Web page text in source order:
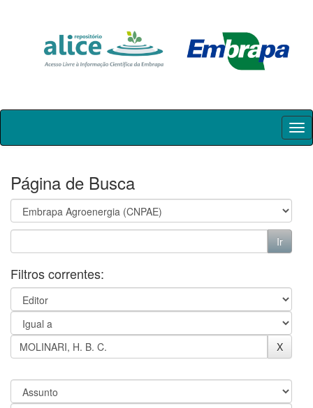
Skip
Página de Busca
Filtros correntes: